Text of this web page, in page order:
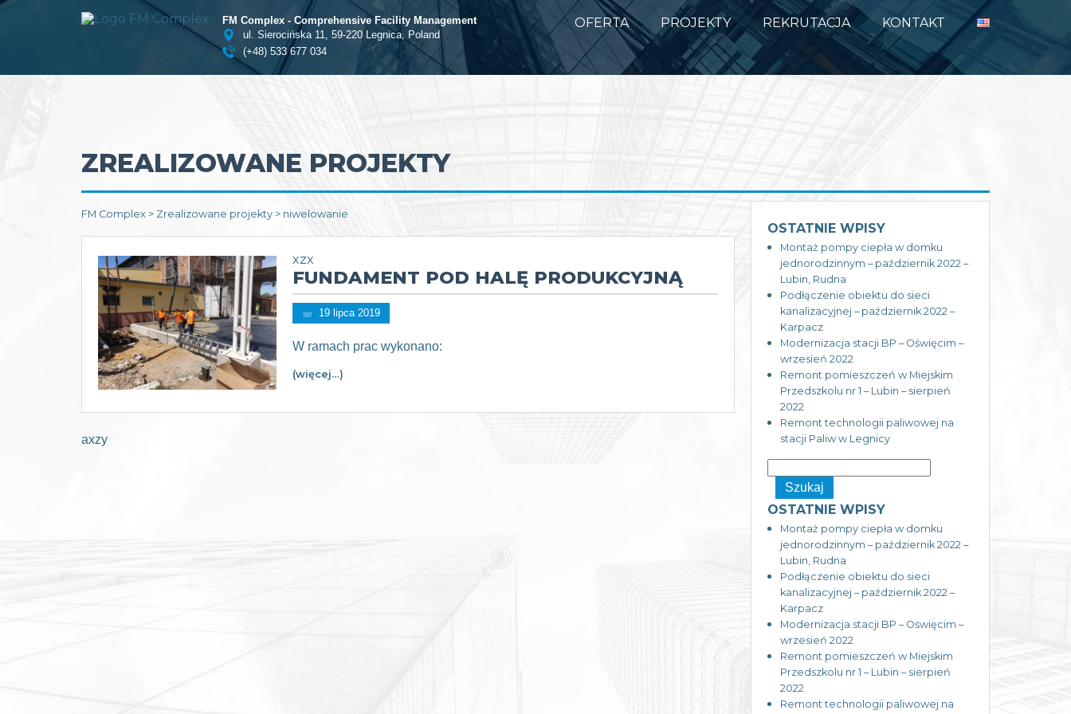
FM Complex - Comprehensive Facility Management
ul. Sierocińska 11, 59-220 Legnica, Poland
(+48) 533 677 034
OFERTA PROJEKTY REKRUTACJA KONTAKT
ZREALIZOWANE PROJEKTY
FM Complex > Zrealizowane projekty > niwelowanie
xzx
FUNDAMENT POD HALĘ PRODUKCYJNĄ
19 lipca 2019
W ramach prac wykonano:
(więcej…)
axzy
OSTATNIE WPISY
Montaż pompy ciepła w domku
jednorodzinnym – październik 2022 –
Lubin, Rudna
Podłączenie obiektu do sieci
kanalizacyjnej – październik 2022 –
Karpacz
Modernizacja stacji BP – Oświęcim –
wrzesień 2022
Remont pomieszczeń w Miejskim
Przedszkolu nr 1 – Lubin – sierpień
2022
Remont technologii paliwowej na
stacji Paliw w Legnicy
OSTATNIE WPISY
Montaż pompy ciepła w domku
jednorodzinnym – październik 2022 –
Lubin, Rudna
Podłączenie obiektu do sieci
kanalizacyjnej – październik 2022 –
Karpacz
Modernizacja stacji BP – Oświęcim –
wrzesień 2022
Remont pomieszczeń w Miejskim
Przedszkolu nr 1 – Lubin – sierpień
2022
Remont technologii paliwowej na